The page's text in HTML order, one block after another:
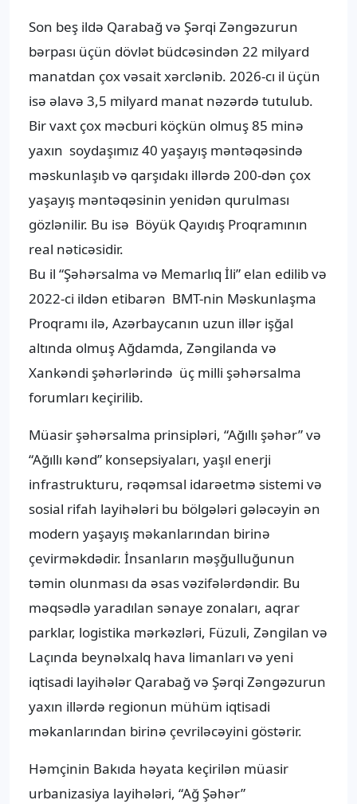
Son beş ildə Qarabağ və Şərqi Zəngəzurun
bərpası üçün dövlət büdcəsindən 22 milyard
manatdan çox vəsait xərclənib. 2026-cı il üçün
isə əlavə 3,5 milyard manat nəzərdə tutulub.
Bir vaxt çox məcburi köçkün olmuş 85 minə
yaxın soydaşımız 40 yaşayış məntəqəsində
məskunlaşıb və qarşıdakı illərdə 200-dən çox
yaşayış məntəqəsinin yenidən qurulması
gözlənilir. Bu isə Böyük Qayıdış Proqramının
real nəticəsidir.
Bu il “Şəhərsalma və Memarlıq İli” elan edilib və
2022-ci ildən etibarən BMT-nin Məskunlaşma
Proqramı ilə, Azərbaycanın uzun illər işğal
altında olmuş Ağdamda, Zəngilanda və
Xankəndi şəhərlərində üç milli şəhərsalma
forumları keçirilib.
Müasir şəhərsalma prinsipləri, “Ağıllı şəhər” və
“Ağıllı kənd” konsepsiyaları, yaşıl enerji
infrastrukturu, rəqəmsal idarəetmə sistemi və
sosial rifah layihələri bu bölgələri gələcəyin ən
modern yaşayış məkanlarından birinə
çevirməkdədir. İnsanların məşğulluğunun
təmin olunması da əsas vəzifələrdəndir. Bu
məqsədlə yaradılan sənaye zonaları, aqrar
parklar, logistika mərkəzləri, Füzuli, Zəngilan və
Laçında beynəlxalq hava limanları və yeni
iqtisadi layihələr Qarabağ və Şərqi Zəngəzurun
yaxın illərdə regionun mühüm iqtisadi
məkanlarından birinə çevriləcəyini göstərir.
Həmçinin Bakıda həyata keçirilən müasir
urbanizasiya layihələri, “Ağ Şəhər”